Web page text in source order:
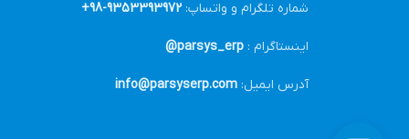
شماره تلگرام و واتساپ: 9353393972-98+
اینستاگرام : parsys_erp@
آدرس ایمیل: info@parsyserp.com